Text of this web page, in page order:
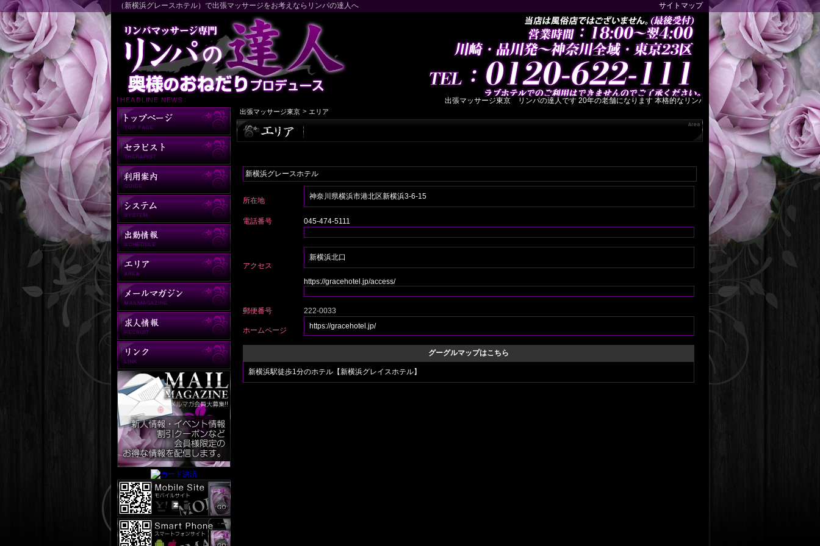
（新横浜グレースホテル）で出張マッサージをお考えならリンパの達人へ サイトマップ
出張マッサージ東京 リンパの達人です 20年の老舗になります 本格的なリンパマッサージを心ゆくまでご堪能下さ
出張マッサージ東京 > エリア
新横浜グレースホテル
所在地 神奈川県横浜市港北区新横浜3‐6‐15
電話番号 045-474-5111
アクセス
新横浜北口
https://gracehotel.jp/access/
郵便番号 222-0033
ホームページ https://gracehotel.jp/
グーグルマップはこちら
新横浜駅徒歩1分のホテル【新横浜グレイスホテル】